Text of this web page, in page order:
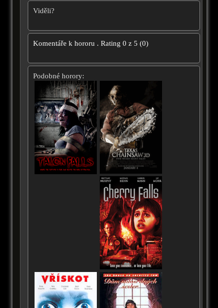
Viděli?
Komentáře k hororu . Rating 0 z 5 (0)
Podobné horory: